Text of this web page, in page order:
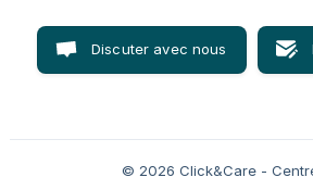
Discuter avec nous
© 2026 Click&Care -